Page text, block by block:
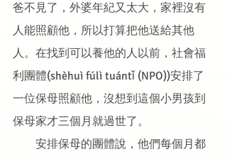
爸不見了，外婆年紀又太大，家裡沒有
人能照顧他，所以打算把他送給其他
人。在找到可以養他的人以前，社會福
利團體(shèhuì fúlì tuántǐ (NPO))安排了
一位保母照顧他，沒想到這個小男孩到
保母家才三個月就過世了。
安排保母的團體說，他們每個月都